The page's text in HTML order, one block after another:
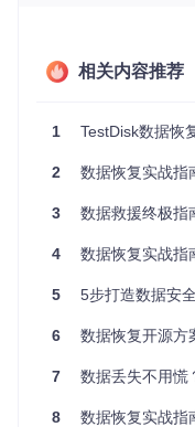
面
准备工作
下载TestDisk工
将受损硬盘通过
⚠️ 专业警告：绝对
具，避免数据覆盖
启动与设备选择
以管理员权限运
相关内容推荐
1 TestDisk数据恢
2 数据恢复实战指南
3 数据救援终极指南：
4 数据恢复实战指南：
5 5步打造数据安全
6 数据恢复开源方案
7 数据丢失不用慌
8 数据恢复实战指南